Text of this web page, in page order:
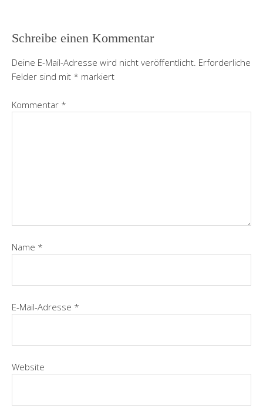
Schreibe einen Kommentar
Deine E-Mail-Adresse wird nicht veröffentlicht. Erforderliche
Felder sind mit * markiert
Kommentar *
Name *
E-Mail-Adresse *
Website